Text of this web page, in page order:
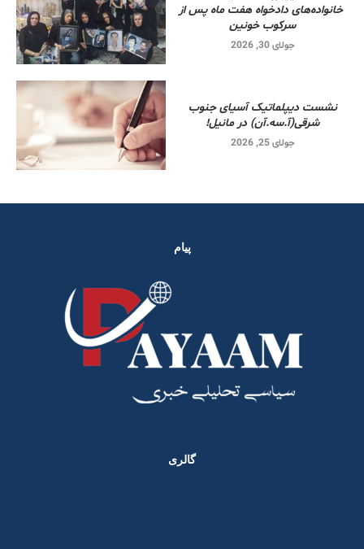
خانواده‌های دادخواه هفت ماه پس از
سرکوب خونین
جولای 30, 2026
نشست دیپلماتیک آسیای جنوب
شرقی‌(آ.سه.آن) در مانیل!
جولای 25, 2026
پیام
گالری